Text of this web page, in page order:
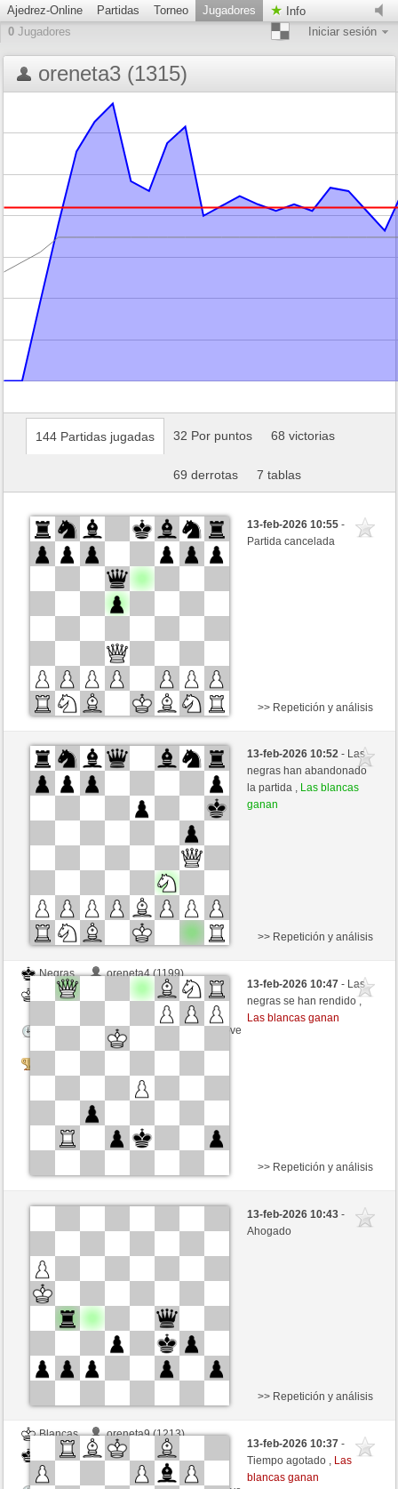
Ajedrez-Online Partidas Torneo Jugadores
Info
0 Jugadores Iniciar sesión
oreneta3 (1315)
144 Partidas jugadas 32 Por puntos 68 victorias
69 derrotas 7 tablas
13-feb-2026 10:55-
Partida cancelada
Negras
oreneta2 (1079)
Blancas
oreneta3 (1315)
Tiempo: 3 minutes/side + 0 seconds/move
>> Repetición y análisis
13-feb-2026 10:52- Las
negras han abandonado
la partida , Las blancas
ganan
Negras
oreneta4 (1199)
Blancas
oreneta3 (1315)
Tiempo: 3 minutes/side + 0 seconds/move
>> Repetición y análisis
13-feb-2026 10:47- Las
negras se han rendido ,
Las blancas ganan
Blancas
oreneta1 (1341)
Tiempo: 3 minutes/side + 0 seconds/move
Tournament
>> Repetición y análisis
13-feb-2026 10:43-
Ahogado
Blancas
oreneta9 (1213)
Negras
oreneta3 (1315)
>> Repetición y análisis
13-feb-2026 10:37-
Tiempo agotado , Las
blancas ganan